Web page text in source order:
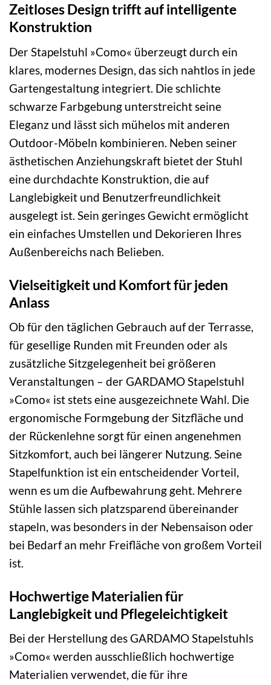
Zeitloses Design trifft auf intelligente
Konstruktion
Der Stapelstuhl »Como« überzeugt durch ein
klares, modernes Design, das sich nahtlos in jede
Gartengestaltung integriert. Die schlichte
schwarze Farbgebung unterstreicht seine
Eleganz und lässt sich mühelos mit anderen
Outdoor-Möbeln kombinieren. Neben seiner
ästhetischen Anziehungskraft bietet der Stuhl
eine durchdachte Konstruktion, die auf
Langlebigkeit und Benutzerfreundlichkeit
ausgelegt ist. Sein geringes Gewicht ermöglicht
ein einfaches Umstellen und Dekorieren Ihres
Außenbereichs nach Belieben.
Vielseitigkeit und Komfort für jeden
Anlass
Ob für den täglichen Gebrauch auf der Terrasse,
für gesellige Runden mit Freunden oder als
zusätzliche Sitzgelegenheit bei größeren
Veranstaltungen – der GARDAMO Stapelstuhl
»Como« ist stets eine ausgezeichnete Wahl. Die
ergonomische Formgebung der Sitzfläche und
der Rückenlehne sorgt für einen angenehmen
Sitzkomfort, auch bei längerer Nutzung. Seine
Stapelfunktion ist ein entscheidender Vorteil,
wenn es um die Aufbewahrung geht. Mehrere
Stühle lassen sich platzsparend übereinander
stapeln, was besonders in der Nebensaison oder
bei Bedarf an mehr Freifläche von großem Vorteil
ist.
Hochwertige Materialien für
Langlebigkeit und Pflegeleichtigkeit
Bei der Herstellung des GARDAMO Stapelstuhls
»Como« werden ausschließlich hochwertige
Materialien verwendet, die für ihre